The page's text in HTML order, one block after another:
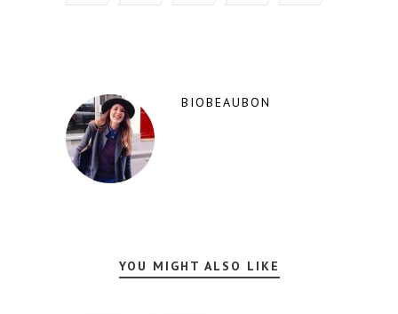
BIOBEAUBON
YOU MIGHT ALSO LIKE